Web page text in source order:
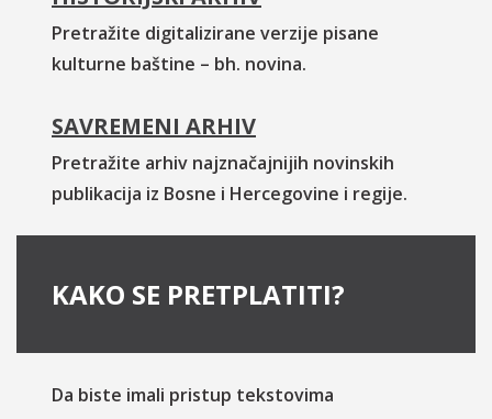
Pretražite digitalizirane verzije pisane
kulturne baštine – bh. novina.
SAVREMENI ARHIV
Pretražite arhiv najznačajnijih novinskih
publikacija iz Bosne i Hercegovine i regije.
KAKO SE PRETPLATITI?
Da biste imali pristup tekstovima